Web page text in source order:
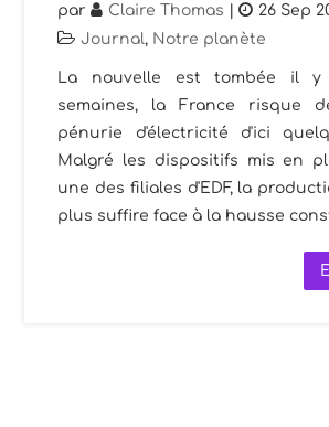
par Claire Thomas | 26 Sep
Journal, Notre planète
La nouvelle est tombée il y
semaines, la France risque
pénurie d'électricité d'ici
Malgré les dispositifs mis en
une des filiales d'EDF, la
plus suffire face à la hausse